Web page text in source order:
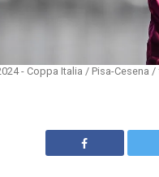
- Coppa Italia / Pisa-